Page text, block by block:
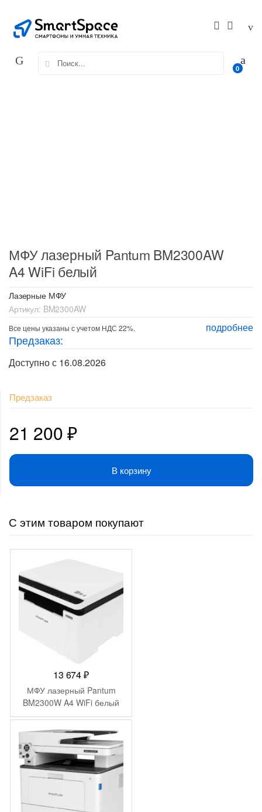
navigation
content
for:
0
МФУ лазерный Pantum BM2300AW
A4 WiFi белый
Лазерные МФУ
Артикул: BM2300AW
подробнее
Все цены указаны с учетом НДС 22%.
Предзаказ:
Доступно с 16.08.2026
Предзаказ
21 200₽
В корзину
С этим товаром покупают
13 674₽
МФУ лазерный Pantum
BM2300W A4 WiFi белый